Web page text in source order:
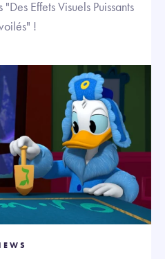
Effets Visuels Puissants
!